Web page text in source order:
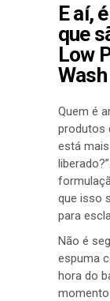
E aí,
que
Low
Wash
Quem é
produtos
está
que isso
para
Não é
espuma
hora do